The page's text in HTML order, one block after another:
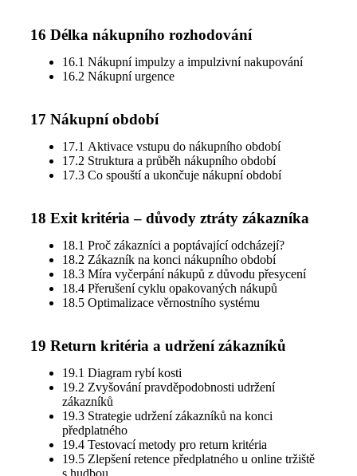
16 Délka nákupního rozhodování
16.1 Nákupní impulzy a impulzivní nakupování
16.2 Nákupní urgence
17 Nákupní období
17.1 Aktivace vstupu do nákupního období
17.2 Struktura a průběh nákupního období
17.3 Co spouští a ukončuje nákupní období
18 Exit kritéria – důvody ztráty zákazníka
18.1 Proč zákazníci a poptávající odcházejí?
18.2 Zákazník na konci nákupního období
18.3 Míra vyčerpání nákupů z důvodu přesycení
18.4 Přerušení cyklu opakovaných nákupů
18.5 Optimalizace věrnostního systému
19 Return kritéria a udržení zákazníků
19.1 Diagram rybí kosti
19.2 Zvyšování pravděpodobnosti udržení
zákazníků
19.3 Strategie udržení zákazníků na konci
předplatného
19.4 Testovací metody pro return kritéria
19.5 Zlepšení retence předplatného u online tržiště